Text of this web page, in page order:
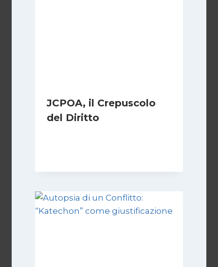
JCPOA, il Crepuscolo
del Diritto